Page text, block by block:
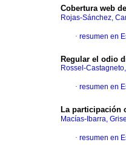
Cobertura web
Rojas-Sánchez,
· resumen en
Regular el odio
Rossel-
· resumen en
La participación
Macías-Ibarra,
· resumen en